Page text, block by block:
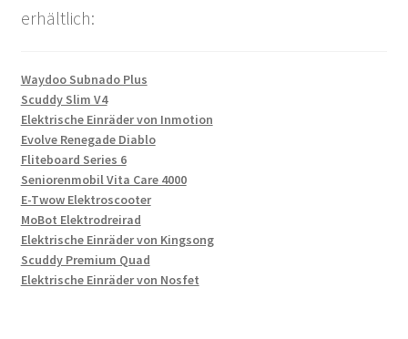
erhältlich:
Waydoo Subnado Plus
Scuddy Slim V4
Elektrische Einräder von Inmotion
Evolve Renegade Diablo
Fliteboard Series 6
Seniorenmobil Vita Care 4000
E-Twow Elektroscooter
MoBot Elektrodreirad
Elektrische Einräder von Kingsong
Scuddy Premium Quad
Elektrische Einräder von Nosfet